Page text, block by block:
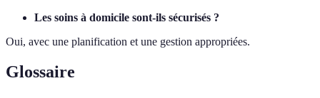
Les soins à domicile sont-ils sécurisés ?
Oui, avec une planification et une gestion appropriées.
Glossaire